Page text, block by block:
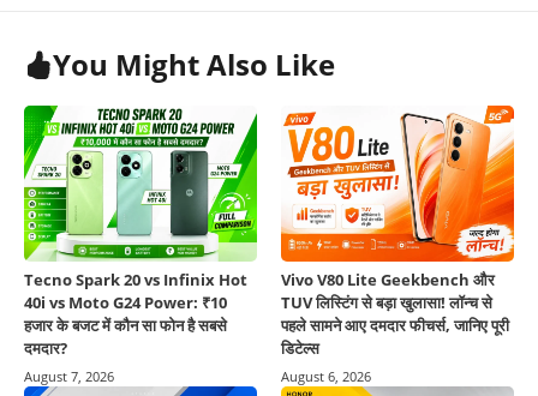
You Might Also Like
Tecno Spark 20 vs Infinix Hot
40i vs Moto G24 Power: ₹10
हजार के बजट में कौन सा फोन है सबसे
दमदार?
August 7, 2026
Vivo V80 Lite Geekbench और
TUV लिस्टिंग से बड़ा खुलासा! लॉन्च से
पहले सामने आए दमदार फीचर्स, जानिए पूरी
डिटेल्स
August 6, 2026